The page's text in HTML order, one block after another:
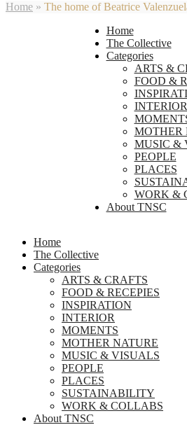
Home » The home of Beatrice
Home
The Collective
Categories
ARTS &
FOOD &
INTERIOR
MOTHER
MUSIC &
PEOPLE
PLACES
WORK &
About TNSC
Home
The Collective
Categories
ARTS & CRAFTS
FOOD & RECEPIES
INSPIRATION
INTERIOR
MOMENTS
MOTHER NATURE
MUSIC & VISUALS
PEOPLE
PLACES
SUSTAINABILITY
WORK & COLLABS
About TNSC